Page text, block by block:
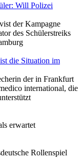
Will Polizei
der Kampagne
des Schülerstreiks
die Situation im
der in Frankfurt
international, die
erwartet
Rollenspiel